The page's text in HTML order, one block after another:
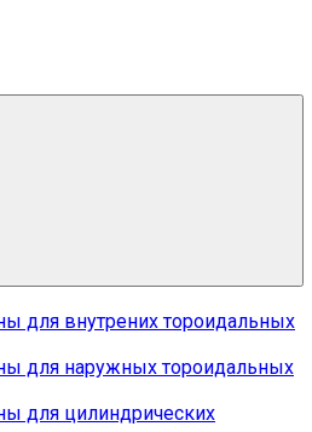
для внутрених тороидальных
для наружных тороидальных
для цилиндрических